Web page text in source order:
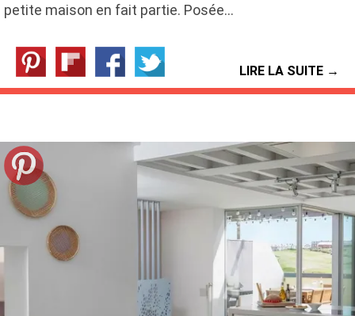
petite maison en fait partie. Posée…
LIRE LA SUITE →